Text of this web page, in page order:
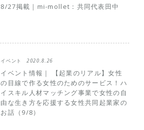
8/27掲載｜mi-mollet：共同代表田中
イベント 2020.8.26
イベント情報｜ 【起業のリアル】女性
の目線で作る女性のためのサービス！ハ
イスキル人材マッチング事業で女性の自
由な生き方を応援する女性共同起業家の
お話（9/8）